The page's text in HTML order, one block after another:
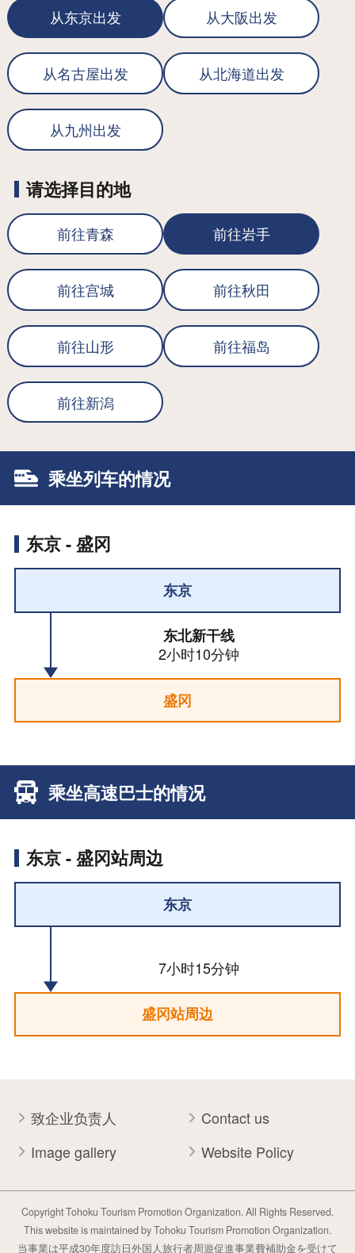
从东京出发 从大阪出发
从名古屋出发 从北海道出发
从九州出发
请选择目的地
前往青森 前往岩手
前往宫城 前往秋田
前往山形 前往福岛
前往新潟
乘坐列车的情况
东京 - 盛冈
东京
东北新干线
2小时10分钟
盛冈
乘坐高速巴士的情况
东京 - 盛冈站周边
东京
7小时15分钟
盛冈站周边
致企业负责人
Contact us
Image gallery
Website Policy
Copyright Tohoku Tourism Promotion Organization. All Rights Reserved.
This website is maintained by Tohoku Tourism Promotion Organization.
当事業は平成30年度訪日外国人旅行者周遊促進事業費補助金を受けて